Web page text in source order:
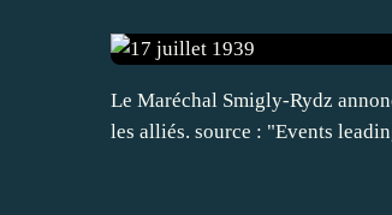
Le Maréchal Smigly-Rydz
les alliés. source : "Events